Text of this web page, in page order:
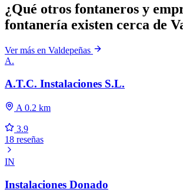
¿Qué otros fontaneros y
fontanería existen cerca de
Ver más en Valdepeñas
A.
A.T.C. Instalaciones S.L.
A 0.2 km
3.9
18 reseñas
IN
Instalaciones Donado